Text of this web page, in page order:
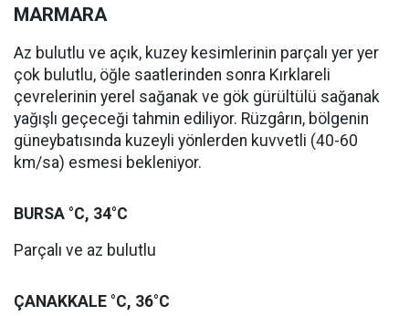
MARMARA
Az bulutlu ve açık, kuzey kesimlerinin parçalı yer yer
çok bulutlu, öğle saatlerinden sonra Kırklareli
çevrelerinin yerel sağanak ve gök gürültülü sağanak
yağışlı geçeceği tahmin ediliyor. Rüzgârın, bölgenin
güneybatısında kuzeyli yönlerden kuvvetli (40-60
km/sa) esmesi bekleniyor.
BURSA °C, 34°C
Parçalı ve az bulutlu
ÇANAKKALE °C, 36°C